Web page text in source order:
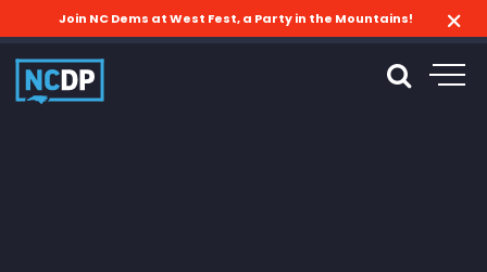
Join NC Dems at West Fest, a Party in the Mountains!